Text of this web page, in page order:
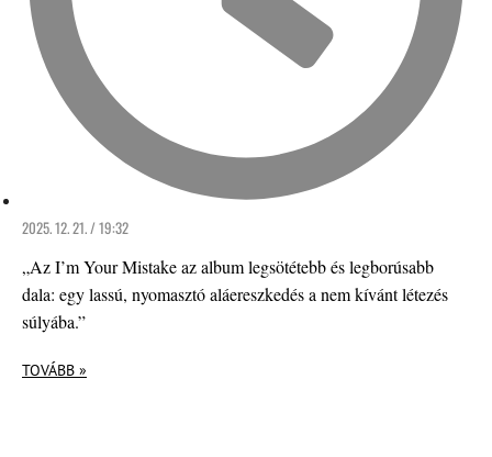
2025. 12. 21. / 19:32
„Az I’m Your Mistake az album legsötétebb és legborúsabb
dala: egy lassú, nyomasztó aláereszkedés a nem kívánt létezés
súlyába.”
TOVÁBB »